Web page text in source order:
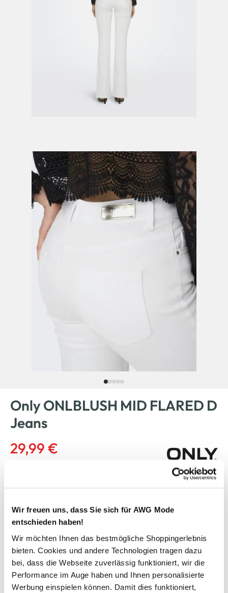
Wir freuen uns, dass Sie sich für AWG Mode
entschieden haben!
Wir möchten Ihnen das bestmögliche Shoppingerlebnis
bieten. Cookies und andere Technologien tragen dazu
bei, dass die Webseite zuverlässig funktioniert, wir die
Performance im Auge haben und Ihnen personalisierte
Werbung einspielen können. Damit dies funktioniert,
Only ONLBLUSH MID FLARED D
Jeans
29,99 €
L/30 L/32 L/34 M/30
S/34 XL/30 XL/32 XL/34
XS/30 XS/32 XS/34